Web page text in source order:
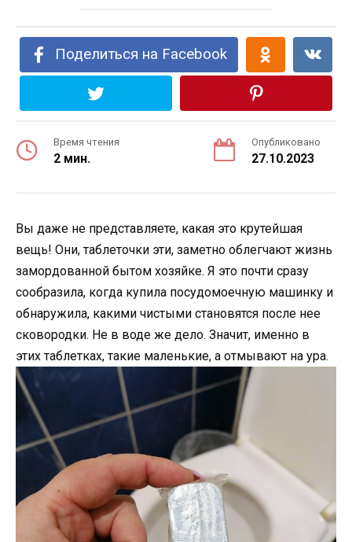
Поделиться на Facebook
Время чтения
2 мин.
Опубликовано
27.10.2023
Вы даже не представляете, какая это крутейшая
вещь! Они, таблеточки эти, заметно облегчают жизнь
замордованной бытом хозяйке. Я это почти сразу
сообразила, когда купила посудомоечную машинку и
обнаружила, какими чистыми становятся после нее
сковородки. Не в воде же дело. Значит, именно в
этих таблетках, такие маленькие, а отмывают на ура.